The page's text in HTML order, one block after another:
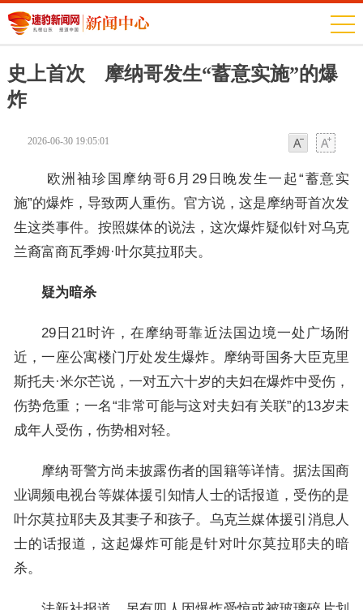
史上首次 摩纳哥发生“蓄意实施”的爆
炸
2026-06-30 19:05:01
欧洲袖珍国摩纳哥6月29日晚发生一起“蓄意实
施”的爆炸，导致两人重伤。官方说，这是摩纳哥首次发
生这类事件。按照媒体的说法，这次爆炸疑似针对乌克
兰裔富商瓦季姆·叶尔莫拉耶夫。
疑为暗杀
29日21时许，在摩纳哥靠近法国边境一处广场附
近，一座公寓楼门厅处发生爆炸。摩纳哥国务大臣克里
斯托夫·米尔芒说，一对五六十岁的夫妇在爆炸中受伤，
伤势危重；一名“非常可能与这对夫妇有关联”的13岁未
成年人受伤，伤势相对轻。
摩纳哥警方尚未披露伤者的国籍等详情。据法国商
业调频电视台等媒体援引知情人士的话报道，受伤的是
叶尔莫拉耶夫及其妻子和孩子。乌克兰媒体援引消息人
士的话报道，这起爆炸可能是针对叶尔莫拉耶夫的暗
杀。